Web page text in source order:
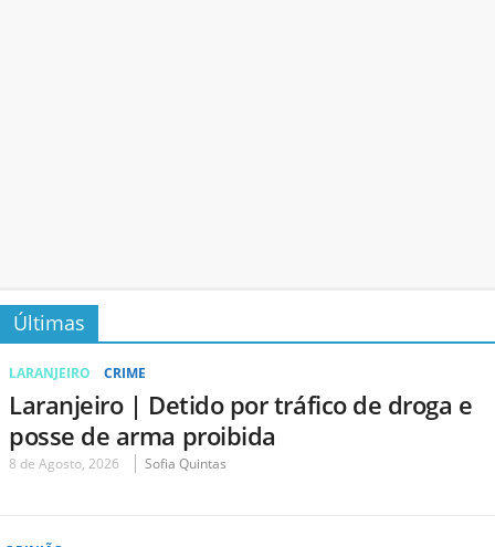
Últimas
LARANJEIRO CRIME
Laranjeiro | Detido por tráfico de droga e
posse de arma proibida
8 de Agosto, 2026 Sofia Quintas